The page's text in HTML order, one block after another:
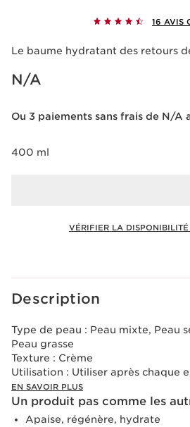
16 AVIS
Le baume hydratant des retours
Nouveau prix N/A
N/A
Ou 3 paiements sans frais de N/A
400 ml
VÉRIFIER LA
Description
Type de peau : Peau mixte, Peau
Peau grasse
Texture : Crème
Utilisation : Utiliser après chaque
EN SAVOIR PLUS
Un produit pas comme les
Apaise, régénère, hydrate